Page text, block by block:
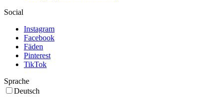
Social
Instagram
Facebook
Fäden
Pinterest
TikTok
Sprache
Deutsch